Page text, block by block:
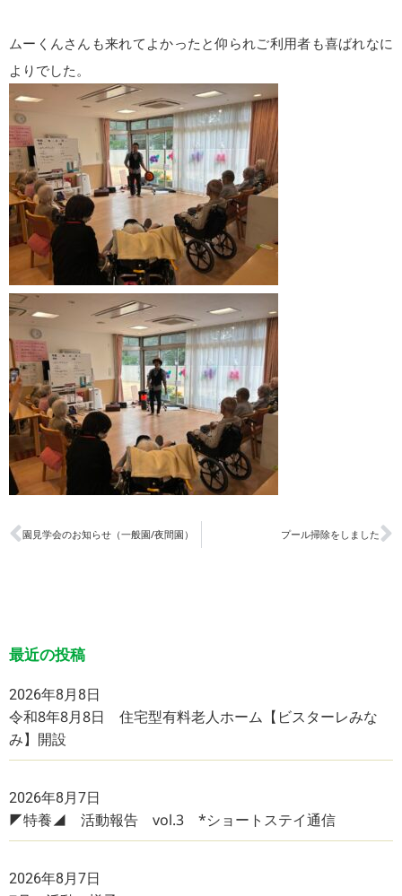
ムーくんさんも来れてよかったと仰られご利用者も喜ばれなに
よりでした。
園見学会のお知らせ（一般園/夜間園） プール掃除をしました
最近の投稿
2026年8月8日
令和8年8月8日 住宅型有料老人ホーム【ビスターレみな
み】開設
2026年8月7日
◤特養◢ 活動報告 vol.3 *ショートステイ通信
2026年8月7日